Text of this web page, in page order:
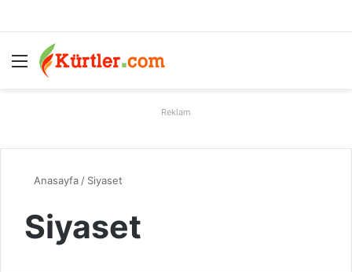
Menü
Reklam
Anasayfa / Siyaset
Siyaset